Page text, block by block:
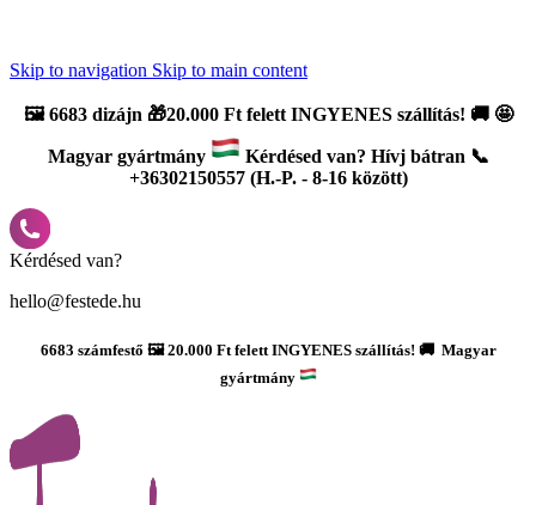
Skip to navigation Skip to main content
🖼️6683 dizájn 🎁20.000 Ft felett INGYENES szállítás! 🚚 🤩
Magyar gyártmány
Kérdésed van? Hívj bátran 📞
+36302150557 (H.-P. - 8-16 között)
Kérdésed van?
hello@festede.hu
6683 számfestő 🖼️ 20.000 Ft felett INGYENES szállítás! 🚚 Magyar
gyártmány